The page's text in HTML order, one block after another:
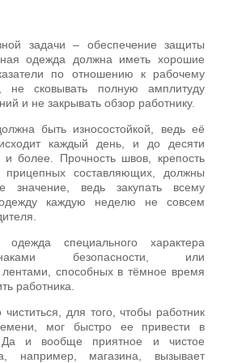
задачи – обеспечение защиты
одежда должна иметь хорошие
по отношению к рабочему
не сковывать полную амплитуду
и не закрывать обзор работнику.
быть износостойкой, ведь её
каждый день, и до десяти
более. Прочность швов, крепость
прицепных составляющих, должны
значение, ведь закупать всему
каждую неделю не совсем
специального характера
безопасности, или
способных в тёмное время
работника.
для того, чтобы работник
мог быстро ее привести в
и вообще приятное и чистое
например, магазина, вызывает